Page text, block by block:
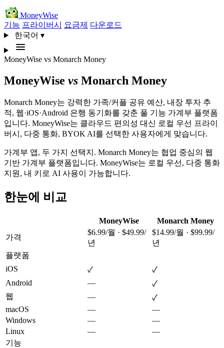
MoneyWise
기능 프라이버시 요금제 다운로드
한국어 ▾
MoneyWise vs Monarch Money
MoneyWise vs Monarch Money
Monarch Money는 강력한 가족/커플 공유 예산, 내장 투자 추
적, 웹·iOS·Android 은행 동기화를 갖춘 풀 기능 가계부 플랫폼
입니다. MoneyWise는 클라우드 편의성 대신 로컬 우선 프라이
버시, 다중 통화, BYOK AI를 선택한 사용자에게 맞습니다.
가계부 앱, 두 가지 선택지. Monarch Money는 협업 중심의 웹
기반 가계부 플랫폼입니다. MoneyWise는 로컬 우선, 다중 통화
지원, 내 키로 AI 사용이 가능합니다.
한눈에 비교
MoneyWise
Monarch Money
가격
$6.99/월 · $49.99/
년
$14.99/월 · $99.99/
년
플랫폼
iOS
✓
✓
Android
—
✓
웹
—
✓
macOS
—
—
Windows
—
—
Linux
—
—
기능